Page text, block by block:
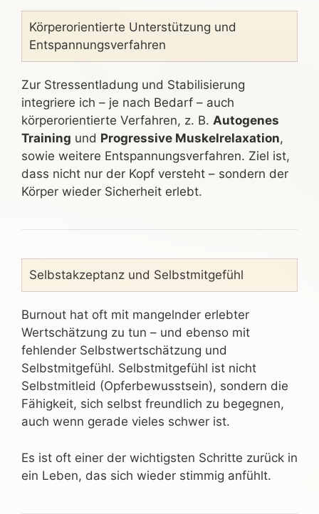
Körperorientierte Unterstützung und
Entspannungsverfahren
Zur Stressentladung und Stabilisierung
integriere ich – je nach Bedarf – auch
körperorientierte Verfahren, z. B. Autogenes
Training und Progressive Muskelrelaxation,
sowie weitere Entspannungsverfahren. Ziel ist,
dass nicht nur der Kopf versteht – sondern der
Körper wieder Sicherheit erlebt.
Selbstakzeptanz und Selbstmitgefühl
Burnout hat oft mit mangelnder erlebter
Wertschätzung zu tun – und ebenso mit
fehlender Selbstwertschätzung und
Selbstmitgefühl. Selbstmitgefühl ist nicht
Selbstmitleid (Opferbewusstsein), sondern die
Fähigkeit, sich selbst freundlich zu begegnen,
auch wenn gerade vieles schwer ist.
Es ist oft einer der wichtigsten Schritte zurück in
ein Leben, das sich wieder stimmig anfühlt.